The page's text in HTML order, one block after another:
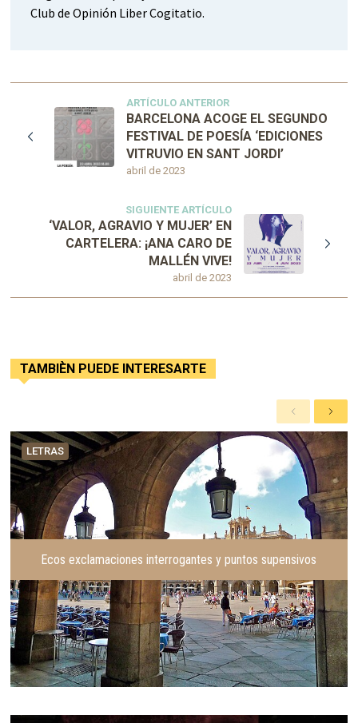
Club de Opinión Liber Cogitatio.
ARTÍCULO ANTERIOR
abril de 2023
BARCELONA ACOGE EL SEGUNDO
FESTIVAL DE POESÍA ‘EDICIONES
VITRUVIO EN SANT JORDI’
SIGUIENTE ARTÍCULO
abril de 2023
‘VALOR, AGRAVIO Y MUJER’ EN
CARTELERA: ¡ANA CARO DE
MALLÉN VIVE!
TAMBIÈN PUEDE INTERESARTE
A
n
t
e
r
r
S
i
g
u
i
e
n
t
e
LETRAS
Ecos exclamaciones interrogantes y puntos supensivos